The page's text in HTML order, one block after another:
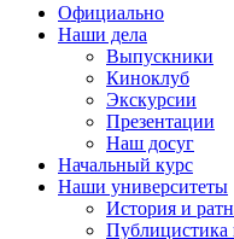
Официально
Наши дела
Выпускники
Киноклуб
Экскурсии
Презентации
Наш досуг
Начальный курс
Наши университеты
История и
Публицистика